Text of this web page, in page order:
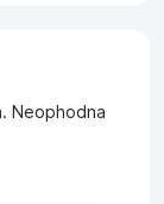
Neophodna